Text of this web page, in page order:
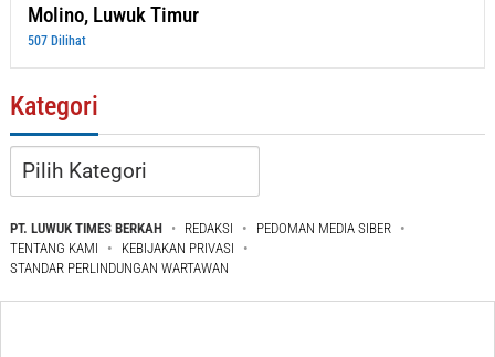
Molino, Luwuk Timur
507 Dilihat
Kategori
Kategori
PT. LUWUK TIMES BERKAH REDAKSI
PEDOMAN MEDIA SIBER
TENTANG KAMI
KEBIJAKAN PRIVASI
STANDAR PERLINDUNGAN WARTAWAN